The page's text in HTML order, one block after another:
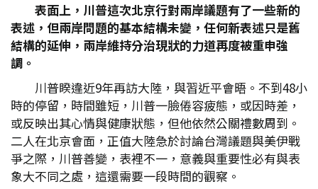
表面上，川普這次北京行對兩岸議題有了一些新的
表述，但兩岸問題的基本結構未變，任何新表述只是舊
結構的延伸，兩岸維持分治現狀的力道再度被重申強
調。
川普睽違近9年再訪大陸，與習近平會晤。不到48小
時的停留，時間雖短，川普一臉倦容疲態，或因時差，
或反映出其心情與健康狀態，但他依然公關禮數周到。
二人在北京會面，正值大陸急於討論台灣議題與美伊戰
爭之際，川普善變，表裡不一，意義與重要性必有與表
象大不同之處，這還需要一段時間的觀察。